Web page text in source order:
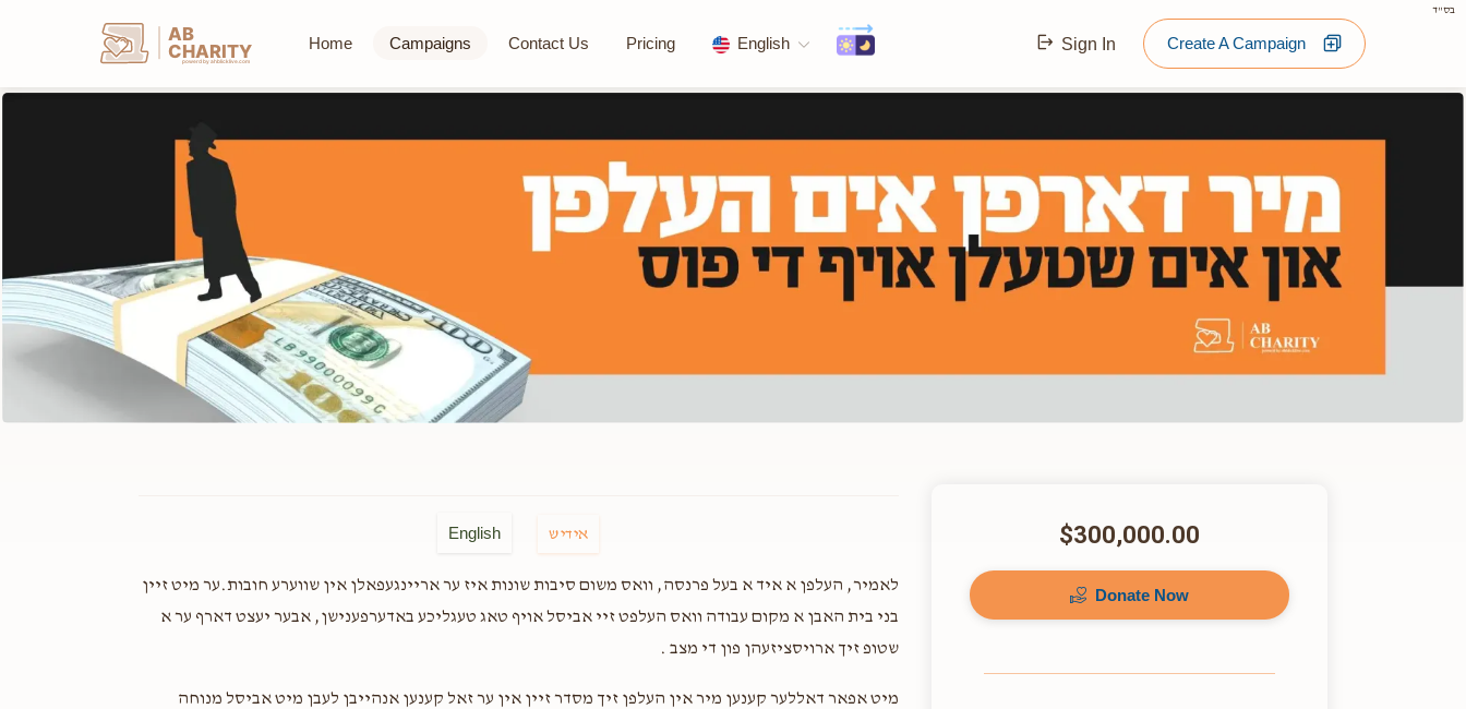
בס"ד
AB
CHARITY
powerd by ahblicklive.com
Home Campaigns Contact Us Pricing English Sign In Create A Campaign
English אידיש
‎לאמיר, העלפן א איד א בעל פרנסה, וואס משום סיבות שונות איז ער אריינגעפאלן אין שווערע חובות.ער מיט זיין
בני בית האבן א מקום עבודה וואס העלפט זיי אביסל אויף טאג טעגליכע באדערפענישן, אבער יעצט דארף ער א
שטופ זיך ארויסציזעהן פון די מצב .
מיט אפאר דאללער קענען מיר אין העלפן זיך מסדר זיין אין ער זאל קענען אנהייבן לעבן מיט אביסל מנוחה
$300,000.00
Donate Now